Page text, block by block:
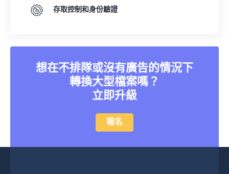
存取控制和身份驗證
想在不排隊或沒有廣告的情況下
轉換大型檔案嗎？
立即升級
報名